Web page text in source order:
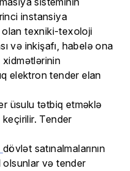
üsulu tətbiq etməklə
Tender
dövlət satınalmalarının
olsunlar və tender